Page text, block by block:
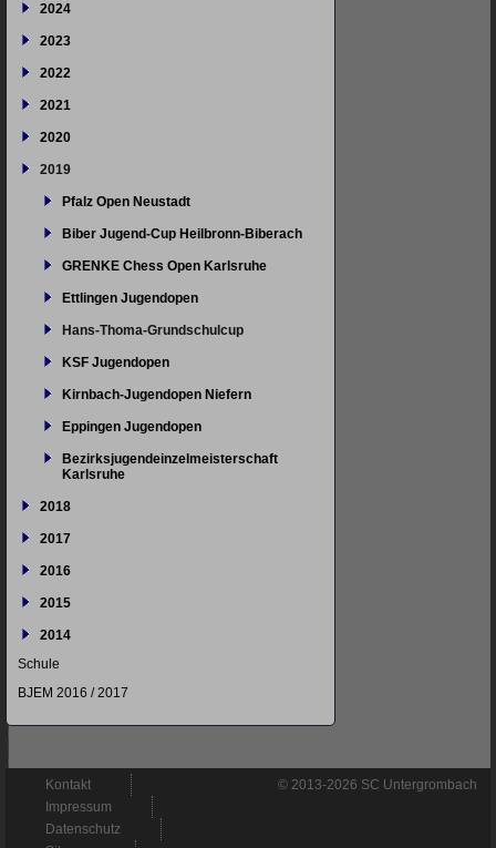
2024
2023
2022
2021
2020
2019
Pfalz Open Neustadt
Biber Jugend-Cup Heilbronn-Biberach
GRENKE Chess Open Karlsruhe
Ettlingen Jugendopen
Hans-Thoma-Grundschulcup
KSF Jugendopen
Kirnbach-Jugendopen Niefern
Eppingen Jugendopen
Bezirksjugendeinzelmeisterschaft
Karlsruhe
2018
2017
2016
2015
2014
Schule
BJEM 2016 / 2017
© 2013-2026 SC Untergrombach
Navigation
überspringen
Kontakt
Impressum
Datenschutz